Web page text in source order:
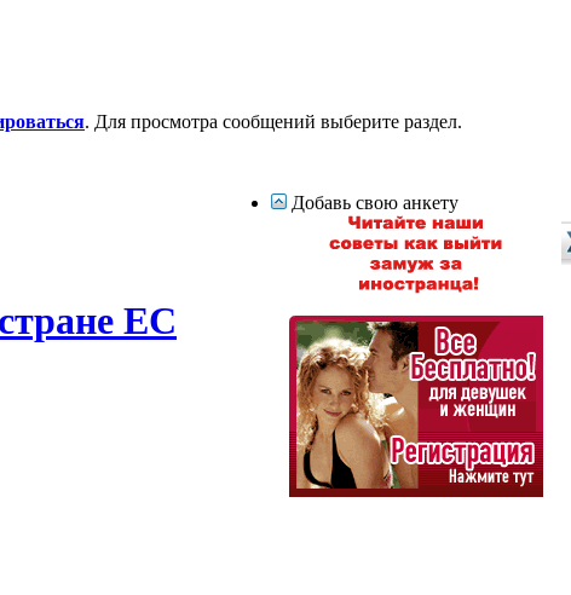
. Для просмотра сообщений выберите раздел.
ЕС
Добавь свою анкету